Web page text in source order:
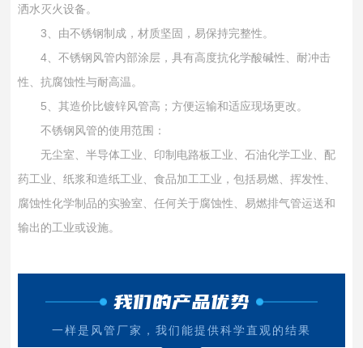
洒水灭火设备。
3、由不锈钢制成，材质坚固，易保持完整性。
4、不锈钢风管内部涂层，具有高度抗化学酸碱性、耐冲击
性、抗腐蚀性与耐高温。
5、其造价比镀锌风管高；方便运输和适应现场更改。
不锈钢风管的使用范围：
无尘室、半导体工业、印制电路板工业、石油化学工业、配
药工业、纸浆和造纸工业、食品加工工业，包括易燃、挥发性、
腐蚀性化学制品的实验室、任何关于腐蚀性、易燃排气管运送和
输出的工业或设施。
我们的产品优势
一样是风管厂家，我们能提供科学直观的结果